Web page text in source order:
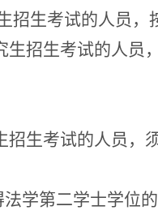
招生考试的人员，
招生考试的人员
生考试的人员，
学第二学士学位的